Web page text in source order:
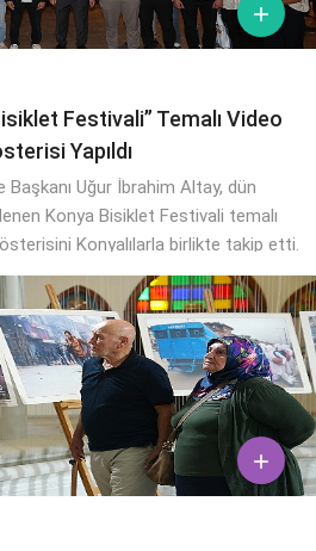

Festivali” Temalı Video
Yapıldı
Uğur İbrahim Altay, dün
Konya Bisiklet Festivali temalı
Konyalılarla birlikte takip etti.
